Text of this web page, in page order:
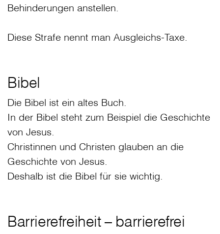
Behinderungen anstellen.
Diese Strafe nennt man Ausgleichs-Taxe.
Bibel
Die Bibel ist ein altes Buch.
In der Bibel steht zum Beispiel die Geschichte
von Jesus.
Christinnen und Christen glauben an die
Geschichte von Jesus.
Deshalb ist die Bibel für sie wichtig.
Barrierefreiheit – barrierefrei